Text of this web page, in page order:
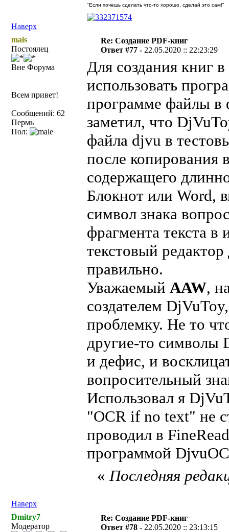
Наверх
"Если хочешь сделать что-то хорошо, сделай это сам!"
mais
Постоялец
Вне Форума
Всем привет!
Сообщений: 62
Пермь
Пол:
Re: Создание PDF-книг
Ответ #77 - 22.05.2020 :: 22:23:29
Для создания книг
использовать
программе файлы в
заметил, что
файла djvu в
после копирования
содержащего
Блокнот или Word,
символ знака
фрагмента текста в
текстовый
правильно.
Уважаемый AAW,
создателем
проблемку. Не то
другие-то символы
и дефис, и
вопросительный
Использовал я
"OCR if no text" не
проводил в
программой
Наверх
«Последняя
Dmitry7
Модератор
Re: Создание PDF-книг
Ответ #78 - 22.05.2020 :: 23:13:15